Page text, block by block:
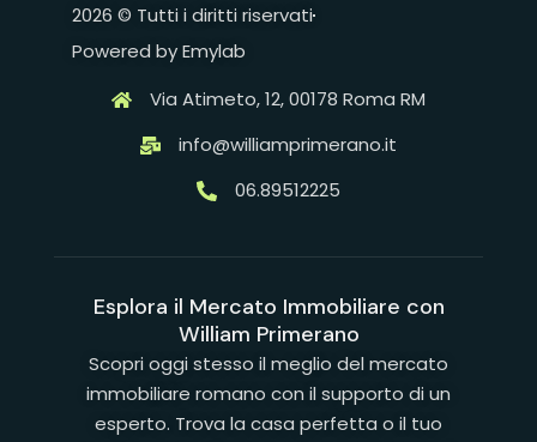
2026 © Tutti i diritti riservati
Powered by Emylab
Via Atimeto, 12, 00178 Roma RM
info@williamprimerano.it
06.89512225
Esplora il Mercato Immobiliare con
William Primerano
Scopri oggi stesso il meglio del mercato
immobiliare romano con il supporto di un
esperto. Trova la casa perfetta o il tuo